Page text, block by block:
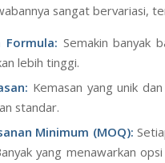
sangat bervariasi,
Formula: Semakin banyak
lebih tinggi.
Kemasan yang unik
standar.
Minimum (MOQ):
yang menawarkan